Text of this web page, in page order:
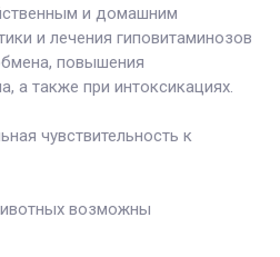
и домашним
и лечения гиповитаминозов
повышения
а также при интоксикациях.
чувствительность к
возможны